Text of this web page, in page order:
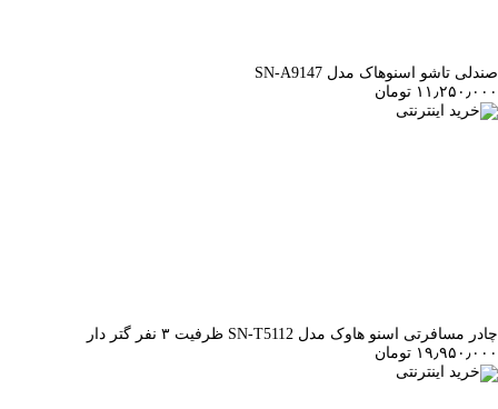
صندلی تاشو اسنوهاک مدل SN-A9147
۱۱٫۲۵۰٫۰۰۰ تومان
خرید اینترنتی
چادر مسافرتی اسنو هاوک مدل SN-T5112 ظرفیت ۳ نفر گتر دار
۱۹٫۹۵۰٫۰۰۰ تومان
خرید اینترنتی